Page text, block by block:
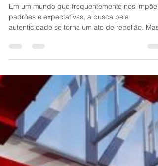
27 de ago. de 2025
3 min de leitura
Autoconhecimento
Em um mundo que frequentemente nos impõe
padrões e expectativas, a busca pela
autenticidade se torna um ato de rebelião. Mas
como trilhar esse caminho sem se perder em
meio às opiniões alheias? A resposta pode estar
no autoconhecimento, e o Profiler surge como
um aliado nessa jornada.